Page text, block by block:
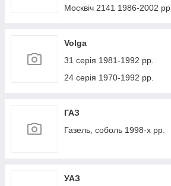
Москвіч 2141 1986-2002 рр.
Volga
31 серія 1981-1992 рр.
24 серія 1970-1992 рр.
ГАЗ
Газель, соболь 1998-х рр.
УАЗ